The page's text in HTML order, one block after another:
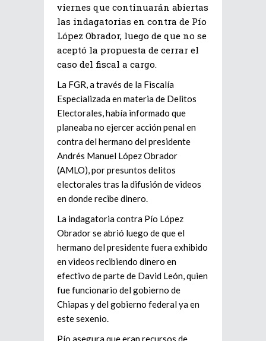
viernes que continuarán abiertas
las indagatorias en contra de Pío
López Obrador, luego de que no se
aceptó la propuesta de cerrar el
caso del fiscal a cargo.
La FGR, a través de la Fiscalía
Especializada en materia de Delitos
Electorales, había informado que
planeaba no ejercer acción penal en
contra del hermano del presidente
Andrés Manuel López Obrador
(AMLO), por presuntos delitos
electorales tras la difusión de videos
en donde recibe dinero.
La indagatoria contra Pío López
Obrador se abrió luego de que el
hermano del presidente fuera exhibido
en videos recibiendo dinero en
efectivo de parte de David León, quien
fue funcionario del gobierno de
Chiapas y del gobierno federal ya en
este sexenio.
Pío asegura que eran recursos de